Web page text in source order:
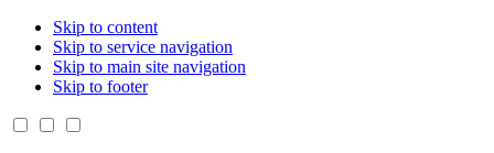
Skip to content
Skip to service navigation
Skip to main site navigation
Skip to footer